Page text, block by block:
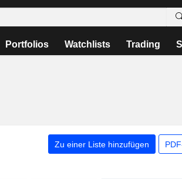
Portfolios Watchlists Trading
Zu einer Liste hinzufügen